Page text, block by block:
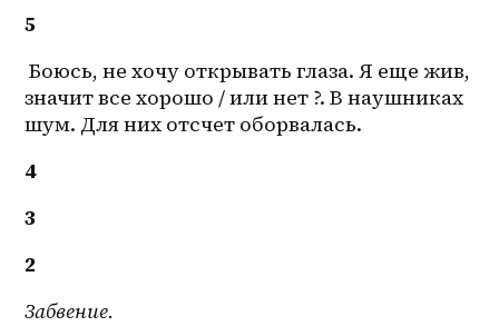
5
Боюсь, не хочу открывать глаза. Я еще жив,
значит все хорошо / или нет ?. В наушниках
шум. Для них отсчет оборвалась.
4
3
2
Забвение.